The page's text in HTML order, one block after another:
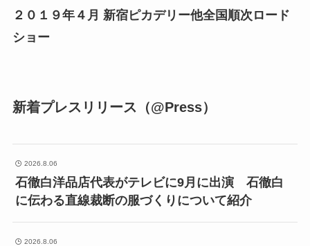
２０１９年４月 新宿ピカデリー他全国順次ロード
ショー
新着プレスリリース（@Press）
2026.8.06
石徹白洋品店代表がテレビに9月に出演 石徹白
に伝わる直線裁断の服づくりについて紹介
2026.8.06